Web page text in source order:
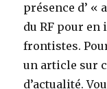
présence d’ «
du RF pour en
frontistes.
un article sur
d’actualité.